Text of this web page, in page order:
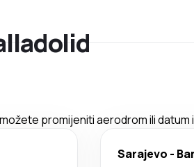
promijeniti aerodrom ili
Sarajevo -